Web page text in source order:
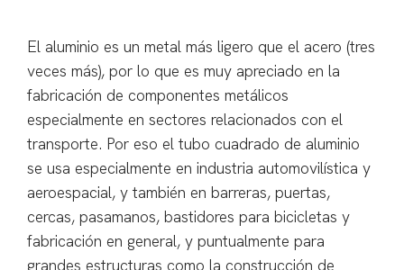
El aluminio es un metal más ligero que el acero (tres
veces más), por lo que es muy apreciado en la
fabricación de componentes metálicos
especialmente en sectores relacionados con el
transporte. Por eso el tubo cuadrado de aluminio
se usa especialmente en industria automovilística y
aeroespacial, y también en barreras, puertas,
cercas, pasamanos, bastidores para bicicletas y
fabricación en general, y puntualmente para
grandes estructuras como la construcción de